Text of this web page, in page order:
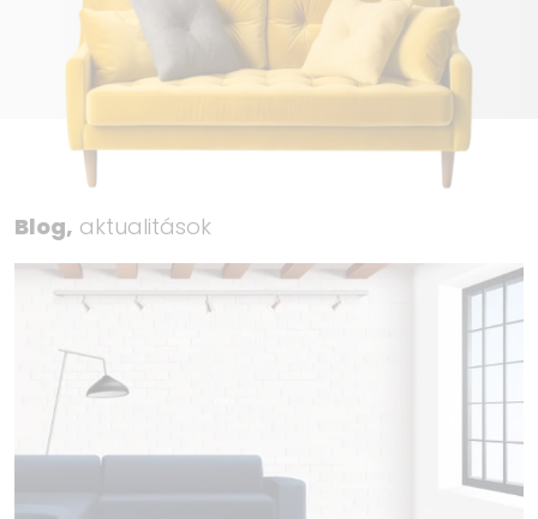
Blog, aktualitások